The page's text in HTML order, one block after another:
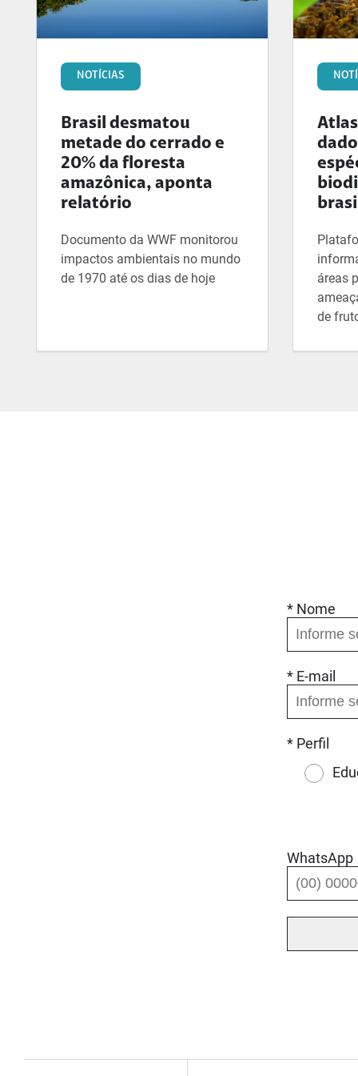
NOTÍCIAS
Brasil desmatou
metade do cerrado e
20% da floresta
amazônica, aponta
relatório
Documento da WWF monitorou
impactos ambientais no mundo
de 1970 até os dias de hoje
áreas
de
* Nome
* E-mail
* Perfil
WhatsApp